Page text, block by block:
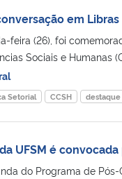
em
feira (26), foi
Sociais e Humanas
Setorial CCSH
UFSM é
do Programa de